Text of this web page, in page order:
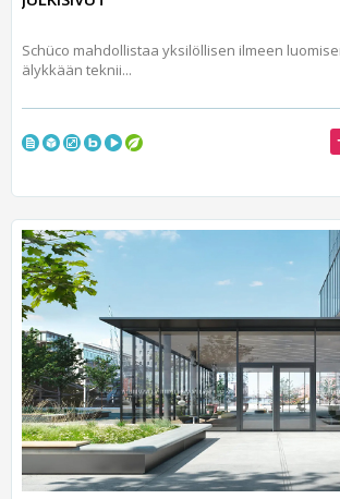
Schüco mahdollistaa yksilöllisen ilmeen
älykkään teknii...